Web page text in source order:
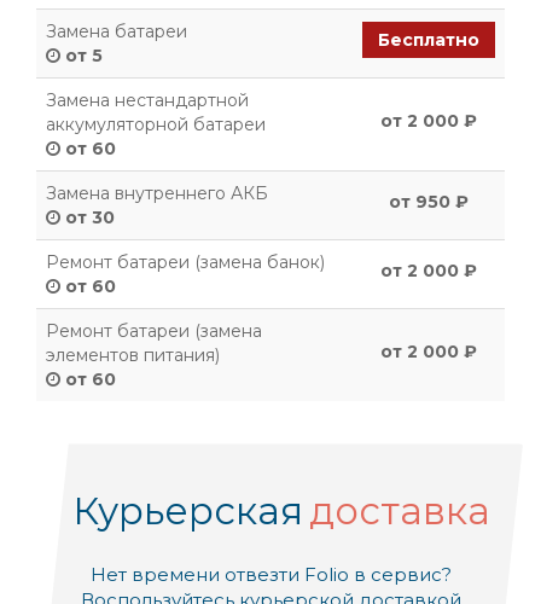
Замена батареи
от 5
Бесплатно
Замена нестандартной
аккумуляторной батареи
от 60
от 2 000 ₽
Замена внутреннего АКБ
от 30
от 950 ₽
Ремонт батареи (замена банок)
от 60
от 2 000 ₽
Ремонт батареи (замена
элементов питания)
от 60
от 2 000 ₽
Курьерская доставка
Нет времени отвезти Folio в сервис?